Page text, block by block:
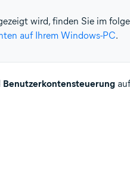
wird, finden Sie im
auf Ihrem Windows-PC.
Benutzerkontensteuerung